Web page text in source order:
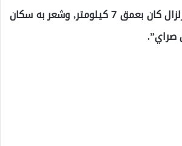
وقالت الهيئة أن الزلزال كان بعمق 7 كيلومتر, وشعر به سكان
صراي”.